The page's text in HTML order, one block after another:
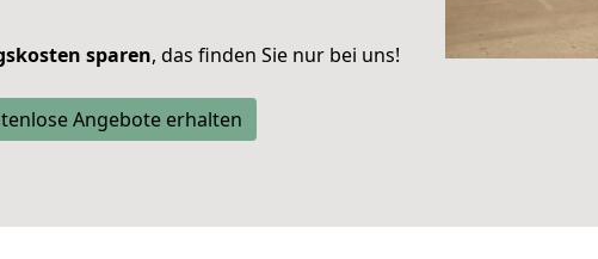
sparen, das finden Sie nur bei uns!
Angebote erhalten